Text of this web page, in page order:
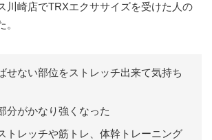
川崎店でTRXエクササイズを受けた人の
せない部位をストレッチ出来て気持ち
分がかなり強くなった
トレッチや筋トレ、体幹トレーニング